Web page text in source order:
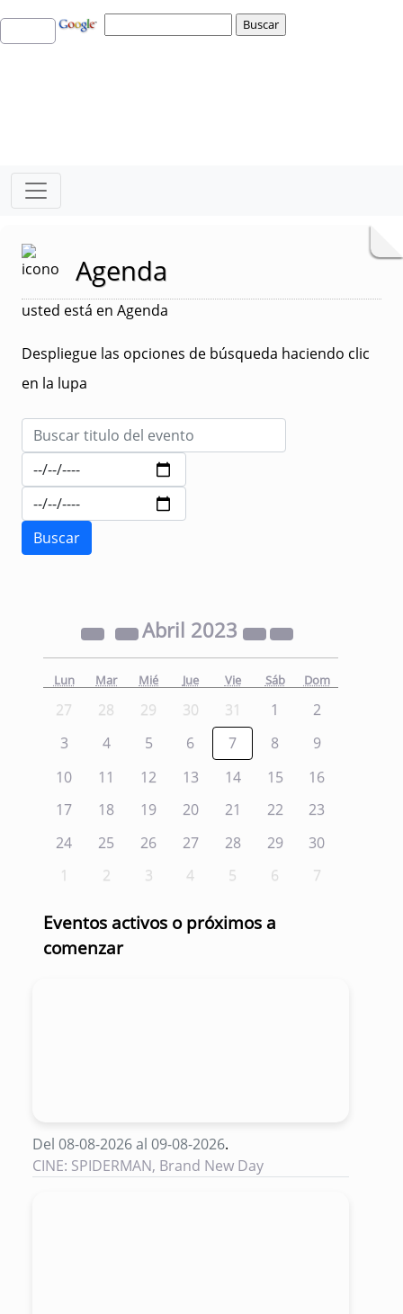
Agenda
usted está en Agenda
Despliegue las opciones de búsqueda haciendo clic
en la lupa
Abril 2023
Lun Mar Mié Jue Vie Sáb Dom
27 28 29 30 31 1
2
3
4 5 6 7 8
9
10
11 12 13 14 15
16
17
18 19 20 21 22
23
24
25 26 27 28 29
30
1
2 3 4 5 6 7
Eventos activos o próximos a
comenzar
Del 08-08-2026 al 09-08-2026.
CINE: SPIDERMAN, Brand New Day